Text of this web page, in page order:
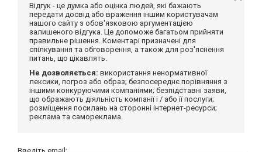
Відгук - це думка або оцінка людей, які бажають
передати досвід або враження іншим користувачам
нашого сайту з обов'язковою аргументацією
залишеного відгука. Це допоможе багатьом прийняти
правильне рішення. Коментарі призначені для
спілкування та обговорення, а також для роз'яснення
питань, що цікавлять.
Не дозволяється: використання ненормативної
лексики, погроз або образ; безпосереднє порівняння з
іншими конкуруючими компаніями; безпідставні заяви,
що ображають діяльність компанії і / або її послуги;
розміщення посилань на сторонні інтернет-ресурси;
реклама та самореклама.